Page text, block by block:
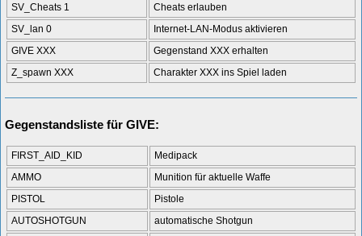
SV_Cheats 1
Cheats erlauben
SV_lan 0
Internet-LAN-Modus aktivieren
GIVE XXX
Gegenstand XXX erhalten
Z_spawn XXX
Charakter XXX ins Spiel laden
Gegenstandsliste für GIVE:
FIRST_AID_KID
Medipack
AMMO
Munition für aktuelle Waffe
PISTOL
Pistole
AUTOSHOTGUN
automatische Shotgun